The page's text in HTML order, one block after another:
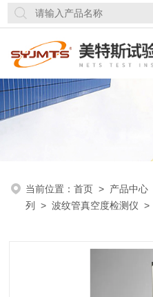
当前位置：首页 > 产品中心
列
>波纹管真空度检测仪 >